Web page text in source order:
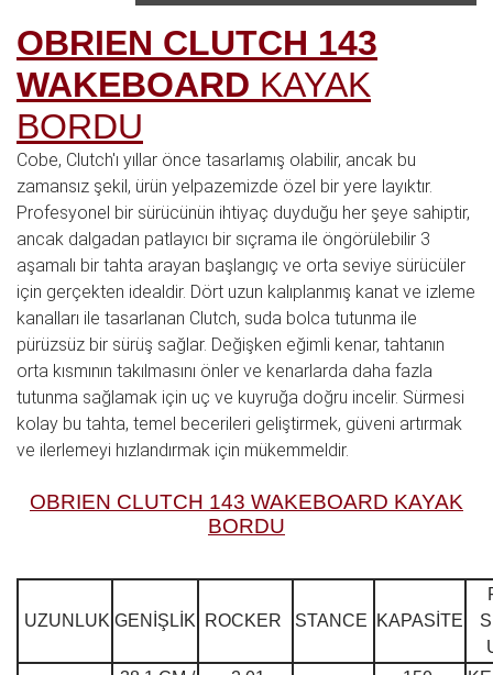
OBRIEN CLUTCH 143
WAKEBOARD KAYAK
BORDU
Cobe, Clutch'ı yıllar önce tasarlamış olabilir, ancak bu
zamansız şekil, ürün yelpazemizde özel bir yere layıktır.
Profesyonel bir sürücünün ihtiyaç duyduğu her şeye sahiptir,
ancak dalgadan patlayıcı bir sıçrama ile öngörülebilir 3
aşamalı bir tahta arayan başlangıç ve orta seviye sürücüler
için gerçekten idealdir. Dört uzun kalıplanmış kanat ve izleme
kanalları ile tasarlanan Clutch, suda bolca tutunma ile
pürüzsüz bir sürüş sağlar. Değişken eğimli kenar, tahtanın
orta kısmının takılmasını önler ve kenarlarda daha fazla
tutunma sağlamak için uç ve kuyruğa doğru incelir. Sürmesi
kolay bu tahta, temel becerileri geliştirmek, güveni artırmak
ve ilerlemeyi hızlandırmak için mükemmeldir.
OBRIEN CLUTCH 143 WAKEBOARD KAYAK
BORDU
UZUNLUK GENİŞLİK ROCKER STANCE KAPASİTE